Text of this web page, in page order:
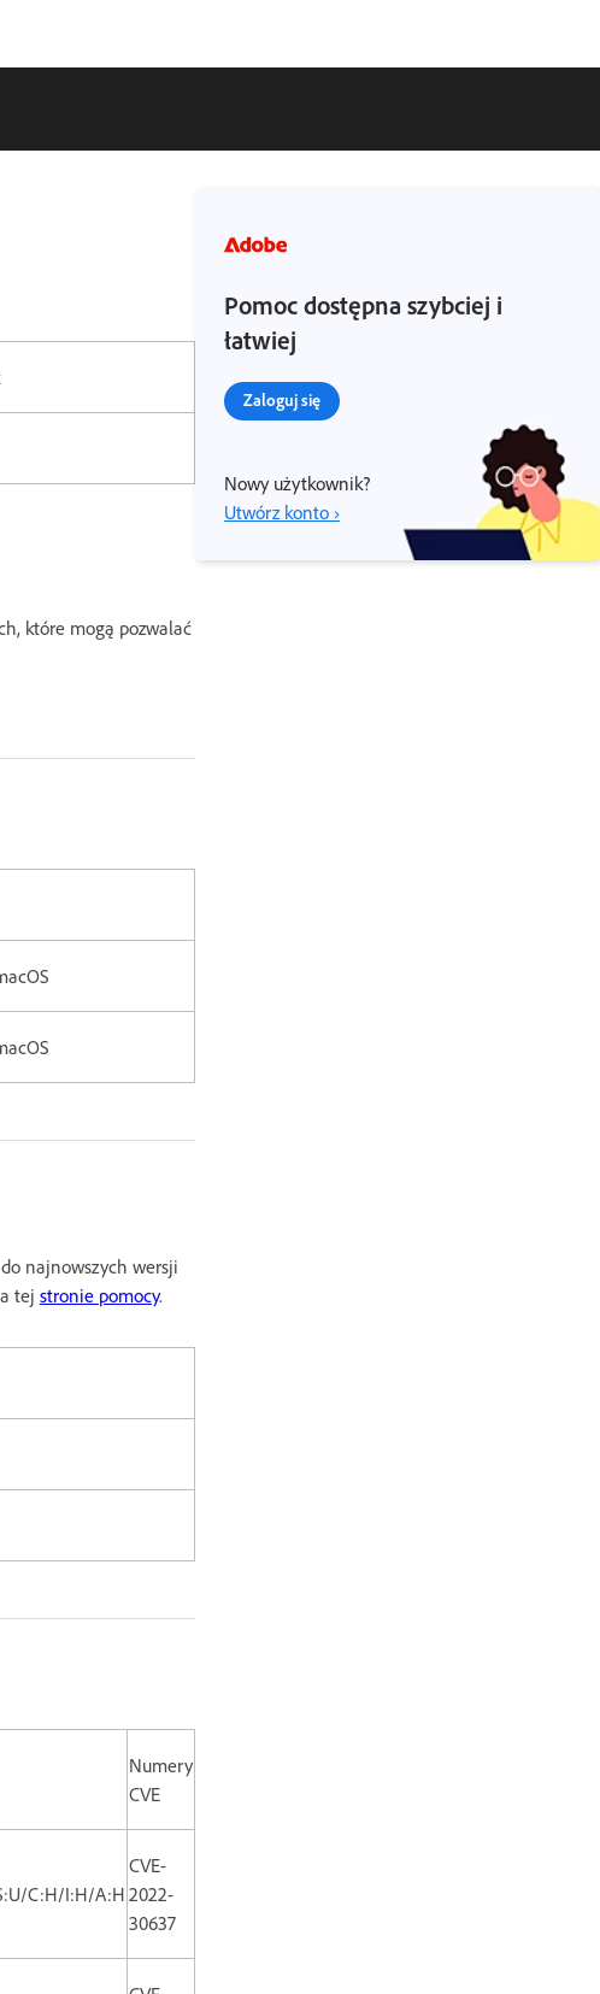
które mogą pozwalać
najnowszych wersji
tej stronie pomocy.
Numery
CVE
C:H/I:H/A:H
CVE-
2022-
30637
Pomoc dostępna szybciej i
łatwiej
Zaloguj się
Nowy użytkownik?
Utwórz konto ›